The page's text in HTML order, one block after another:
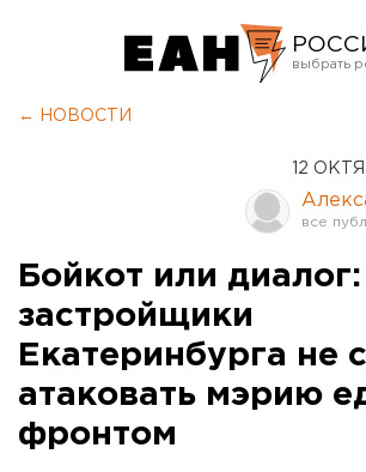
← НОВОСТИ
12
Бойкот или диалог:
застройщики
Екатеринбурга не
атаковать мэрию
фронтом